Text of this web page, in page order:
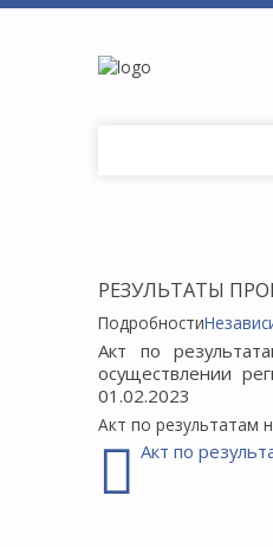
РЕЗУЛЬТАТЫ
Подробности
Акт по
осуществлении
01.02.2023
Акт по результатам
Акт по